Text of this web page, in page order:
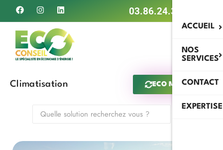
03.86.24.34.79
ACCUEIL
NOS
SERVICES
CONTACT
EXPERTISE
Climatisation ECO MAN IA